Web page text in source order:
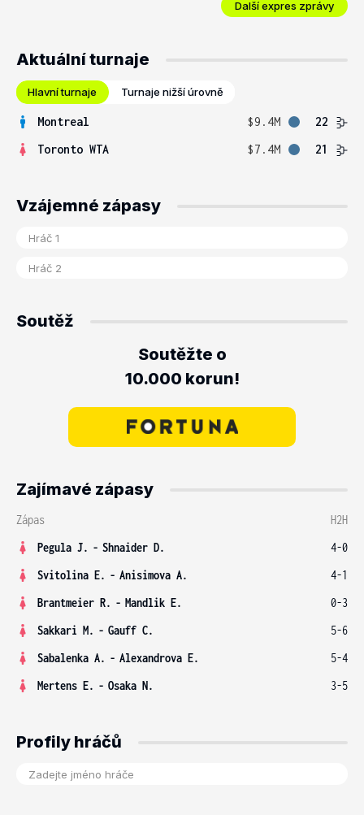
Další expres zprávy
Aktuální turnaje
Hlavní turnaje Turnaje nižší úrovně
Montreal $9.4M
22
Toronto WTA
$7.4M 21
Vzájemné zápasy
Soutěž
Soutěžte o
10.000 korun!
Zajímavé zápasy
Zápas
H2H
Pegula J. - Shnaider D.
4-0
Svitolina E. - Anisimova A.
4-1
Brantmeier R. - Mandlik E.
0-3
Sakkari M. - Gauff C.
5-6
Sabalenka A. - Alexandrova E.
5-4
Mertens E. - Osaka N. 3-5
Profily hráčů